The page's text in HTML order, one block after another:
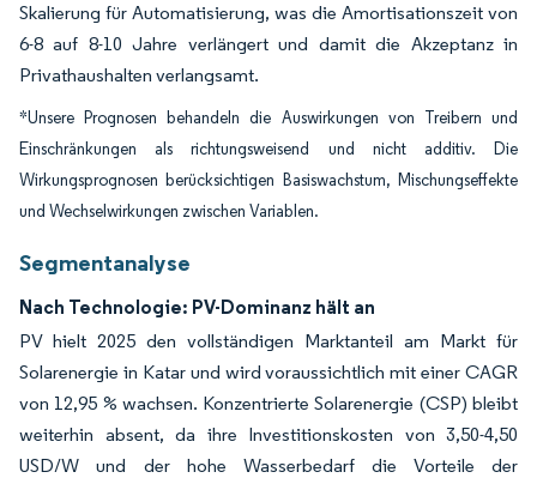
Skalierung für Automatisierung, was die Amortisationszeit von
6-8 auf 8-10 Jahre verlängert und damit die Akzeptanz in
Privathaushalten verlangsamt.
*Unsere Prognosen behandeln die Auswirkungen von Treibern und
Einschränkungen als richtungsweisend und nicht additiv. Die
Wirkungsprognosen berücksichtigen Basiswachstum, Mischungseffekte
und Wechselwirkungen zwischen Variablen.
Segmentanalyse
Nach Technologie: PV-Dominanz hält an
PV hielt 2025 den vollständigen Marktanteil am Markt für
Solarenergie in Katar und wird voraussichtlich mit einer CAGR
von 12,95 % wachsen. Konzentrierte Solarenergie (CSP) bleibt
weiterhin absent, da ihre Investitionskosten von 3,50-4,50
USD/W und der hohe Wasserbedarf die Vorteile der